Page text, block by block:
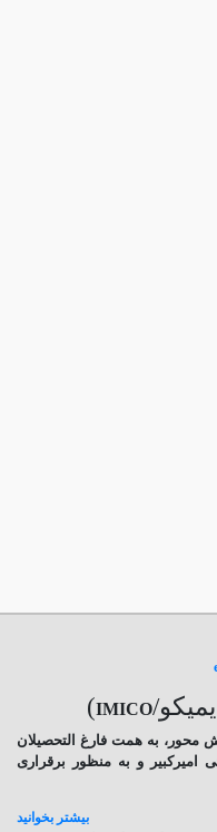
IMICO
)
محور، به همت فارغ­ التحصیلان
و به منظور برقراری
بیشتر بخوانید